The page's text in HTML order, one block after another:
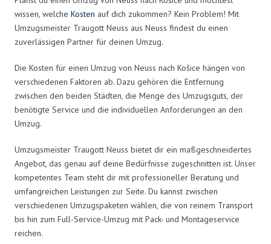
wissen, welche Kosten auf dich zukommen? Kein Problem! Mit
Umzugsmeister Traugott Neuss aus Neuss findest du einen
zuverlässigen Partner für deinen Umzug.
Die Kosten für einen Umzug von Neuss nach Košice hängen von
verschiedenen Faktoren ab. Dazu gehören die Entfernung
zwischen den beiden Städten, die Menge des Umzugsguts, der
benötigte Service und die individuellen Anforderungen an den
Umzug.
Umzugsmeister Traugott Neuss bietet dir ein maßgeschneidertes
Angebot, das genau auf deine Bedürfnisse zugeschnitten ist. Unser
kompetentes Team steht dir mit professioneller Beratung und
umfangreichen Leistungen zur Seite. Du kannst zwischen
verschiedenen Umzugspaketen wählen, die von reinem Transport
bis hin zum Full-Service-Umzug mit Pack- und Montageservice
reichen.